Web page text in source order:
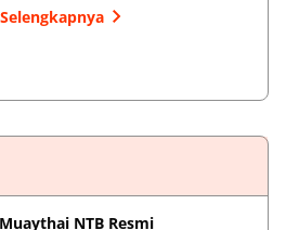
NTB Resmi